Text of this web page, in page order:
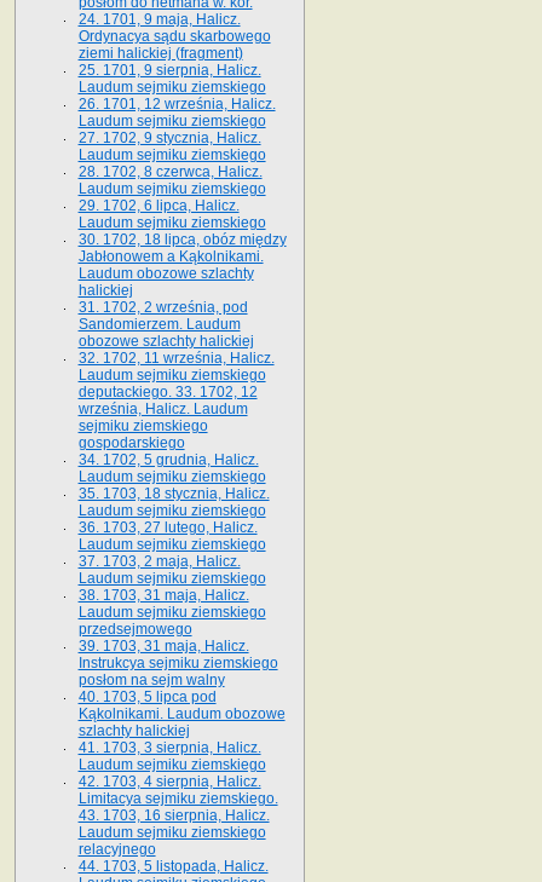
24. 1701, 9 maja, Halicz.
Ordynacya sądu skarbowego
ziemi halickiej (fragment)
25. 1701, 9 sierpnia, Halicz.
Laudum sejmiku ziemskiego
26. 1701, 12 września, Halicz.
Laudum sejmiku ziemskiego
27. 1702, 9 stycznia, Halicz.
Laudum sejmiku ziemskiego
28. 1702, 8 czerwca, Halicz.
Laudum sejmiku ziemskiego
29. 1702, 6 lipca, Halicz.
Laudum sejmiku ziemskiego
30. 1702, 18 lipca, obóz między
Jabłonowem a Kąkolnikami.
Laudum obozowe szlachty
halickiej
31. 1702, 2 września, pod
Sandomierzem. Laudum
obozowe szlachty halickiej
32. 1702, 11 września, Halicz.
Laudum sejmiku ziemskiego
deputackiego. 33. 1702, 12
września, Halicz. Laudum
sejmiku ziemskiego
gospodarskiego
34. 1702, 5 grudnia, Halicz.
Laudum sejmiku ziemskiego
35. 1703, 18 stycznia, Halicz.
Laudum sejmiku ziemskiego
36. 1703, 27 lutego, Halicz.
Laudum sejmiku ziemskiego
37. 1703, 2 maja, Halicz.
Laudum sejmiku ziemskiego
38. 1703, 31 maja, Halicz.
Laudum sejmiku ziemskiego
przedsejmowego
39. 1703, 31 maja, Halicz.
Instrukcya sejmiku ziemskiego
posłom na sejm walny
40. 1703, 5 lipca pod
Kąkolnikami. Laudum obozowe
szlachty halickiej
41­. 1703, 3 sierpnia, Halicz.
Laudum sejmiku ziemskiego
42. 1703, 4 sierpnia, Halicz.
Limitacya sejmiku ziemskiego.
43. 1703, 16 sierpnia, Halicz.
Laudum sejmiku ziemskiego
relacyjnego
44. 1703, 5 listopada, Halicz.